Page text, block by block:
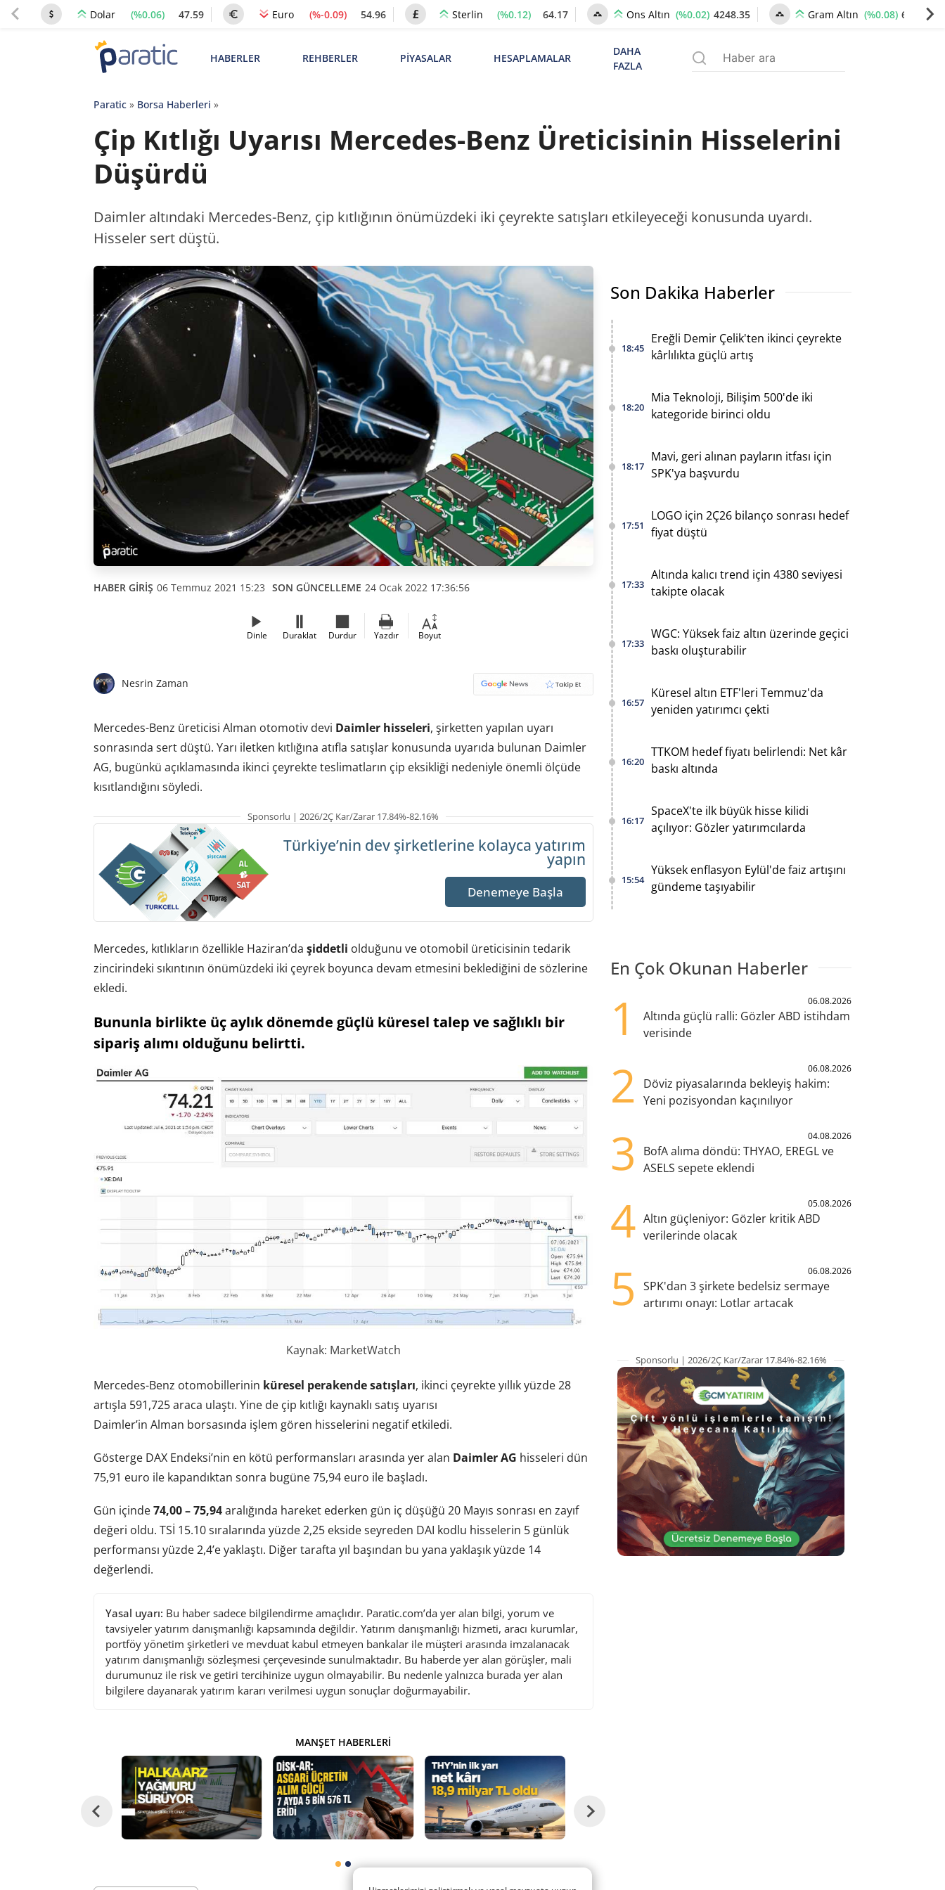
Dolar (%0.06) 47.59 Euro (%-0.09) 54.96 Sterlin (%0.12) 64.17 Ons Altın (%0.02) 4248.35 Gram Altın (%0.08) 6501.30
HABERLER REHBERLER PİYASALAR HESAPLAMALAR
DAHA
FAZLA
Paratic» Borsa Haberleri »
Çip Kıtlığı Uyarısı Mercedes-Benz Üreticisinin Hisselerini
Düşürdü
Daimler altındaki Mercedes-Benz, çip kıtlığının önümüzdeki iki çeyrekte satışları etkileyeceği konusunda uyardı.
Hisseler sert düştü.
HABER GİRİŞ 06 Temmuz 2021 15:23 SON GÜNCELLEME 24 Ocak 2022 17:36:56
Dinle Duraklat Durdur Yazdır Boyut
Nesrin Zaman
Mercedes-Benz üreticisi Alman otomotiv devi Daimler hisseleri, şirketten yapılan uyarı
sonrasında sert düştü. Yarı iletken kıtlığına atıfla satışlar konusunda uyarıda bulunan Daimler
AG, bugünkü açıklamasında ikinci çeyrekte teslimatların çip eksikliği nedeniyle önemli ölçüde
kısıtlandığını söyledi.
Sponsorlu | 2026/2Ç Kar/Zarar 17.84%-82.16%
Türkiye’nin dev şirketlerine kolayca yatırım
yapın
Denemeye Başla
Mercedes, kıtlıkların özellikle Haziran’da şiddetli olduğunu ve otomobil üreticisinin tedarik
zincirindeki sıkıntının önümüzdeki iki çeyrek boyunca devam etmesini beklediğini de sözlerine
ekledi.
Bununla birlikte üç aylık dönemde güçlü küresel talep ve sağlıklı bir
sipariş alımı olduğunu belirtti.
Kaynak: MarketWatch
Mercedes-Benz otomobillerinin küresel perakende satışları, ikinci çeyrekte yıllık yüzde 28
artışla 591,725 araca ulaştı. Yine de çip kıtlığı kaynaklı satış uyarısı
Daimler’in Alman borsasında işlem gören hisselerini negatif etkiledi.
Gösterge DAX Endeksi’nin en kötü performansları arasında yer alan Daimler AG hisseleri dün
75,91 euro ile kapandıktan sonra bugüne 75,94 euro ile başladı.
Gün içinde74,00 – 75,94aralığında hareket ederken gün iç düşüğü 20 Mayıs sonrası en zayıf
değeri oldu. TSİ 15.10 sıralarında yüzde 2,25 ekside seyreden DAI kodlu hisselerin 5 günlük
performansı yüzde 2,4’e yaklaştı. Diğer tarafta yıl başından bu yana yaklaşık yüzde 14
değerlendi.
Yasal uyarı: Bu haber sadece bilgilendirme amaçlıdır. Paratic.com’da yer alan bilgi, yorum ve
tavsiyeler yatırım danışmanlığı kapsamında değildir. Yatırım danışmanlığı hizmeti, aracı kurumlar,
portföy yönetim şirketleri ve mevduat kabul etmeyen bankalar ile müşteri arasında imzalanacak
yatırım danışmanlığı sözleşmesi çerçevesinde sunulmaktadır. Bu haberde yer alan görüşler, mali
durumunuz ile risk ve getiri tercihinize uygun olmayabilir. Bu nedenle yalnızca burada yer alan
bilgilere dayanarak yatırım kararı verilmesi uygun sonuçlar doğurmayabilir.
MANŞET HABERLERI
Son Dakika Haberler
18:45
Ereğli Demir Çelik'ten ikinci çeyrekte
kârlılıkta güçlü artış
18:20
Mia Teknoloji, Bilişim 500'de iki
kategoride birinci oldu
18:17
Mavi, geri alınan payların itfası için
SPK'ya başvurdu
17:51
LOGO için 2Ç26 bilanço sonrası hedef
fiyat düştü
17:33
Altında kalıcı trend için 4380 seviyesi
takipte olacak
17:33
WGC: Yüksek faiz altın üzerinde geçici
baskı oluşturabilir
16:57
Küresel altın ETF'leri Temmuz'da
yeniden yatırımcı çekti
16:20
TTKOM hedef fiyatı belirlendi: Net kâr
baskı altında
16:17
SpaceX'te ilk büyük hisse kilidi
açılıyor: Gözler yatırımcılarda
15:54
Yüksek enflasyon Eylül'de faiz artışını
gündeme taşıyabilir
En Çok Okunan Haberler
1 06.08.2026
Altında güçlü ralli: Gözler ABD istihdam
verisinde
2 06.08.2026
Döviz piyasalarında bekleyiş hakim:
Yeni pozisyondan kaçınılıyor
3 04.08.2026
BofA alıma döndü: THYAO, EREGL ve
ASELS sepete eklendi
4 05.08.2026
Altın güçleniyor: Gözler kritik ABD
verilerinde olacak
5 06.08.2026
SPK'dan 3 şirkete bedelsiz sermaye
artırımı onayı: Lotlar artacak
Sponsorlu | 2026/2Ç Kar/Zarar 17.84%-82.16%